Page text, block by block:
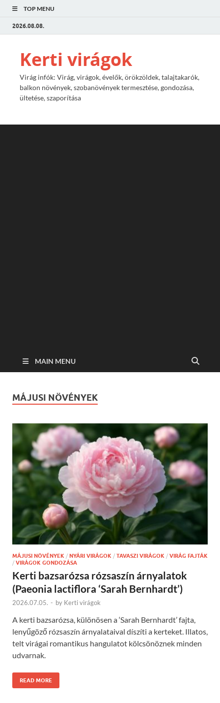
TOP MENU
2026.08.08.
Kerti virágok
Virág infók: Virág, virágok, évelők, örökzöldek, talajtakarók,
balkon növények, szobanövények termesztése, gondozása,
ültetése, szaporítása
MAIN MENU
MÁJUSI NÖVÉNYEK
MÁJUSI NÖVÉNYEK / NYÁRI VIRÁGOK / TAVASZI VIRÁGOK / VIRÁG FAJTÁK
/ VIRÁGOK GONDOZÁSA
Kerti bazsarózsa rózsaszín árnyalatok
(Paeonia lactiflora ‘Sarah Bernhardt’)
2026.07.05. - by Kerti virágok
A kerti bazsarózsa, különösen a ‘Sarah Bernhardt’ fajta,
lenyűgöző rózsaszín árnyalataival díszíti a kerteket. Illatos,
telt virágai romantikus hangulatot kölcsönöznek minden
udvarnak.
READ MORE